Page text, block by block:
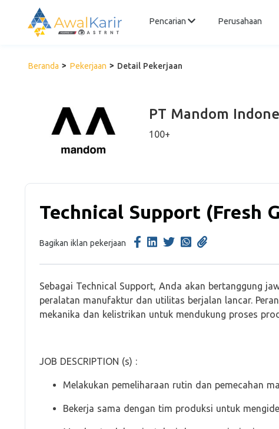
Pencarian Perusahaan
Beranda Pekerjaan Detail Pekerjaan
PT Mandom
100+
Technical Support (Fresh
Bagikan iklan pekerjaan
Sebagai Technical Support, Anda akan bertanggung
peralatan manufaktur dan utilitas berjalan lancar.
mekanika dan kelistrikan untuk mendukung proses
JOB DESCRIPTION (s) :
Melakukan pemeliharaan rutin dan pemecahan
Bekerja sama dengan tim produksi untuk